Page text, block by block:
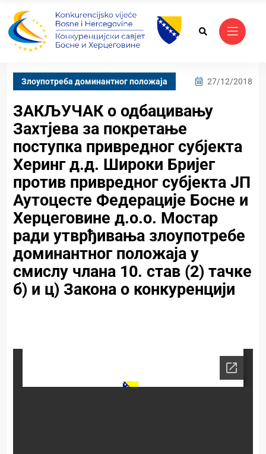
Злоупотреба доминантног положаја 27/12/2018
ЗАКЉУЧАК о одбацивању
Захтјева за покретање
поступка привредног субјекта
Херинг д.д. Широки Бријег
против привредног субјекта ЈП
Аутоцесте Федерације Босне и
Херцеговине д.о.о. Мостар
ради утврђивања злоупотребе
доминантног положаја у
смислу члана 10. став (2) тачке
б) и ц) Закона о конкуренцији